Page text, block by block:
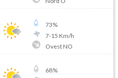
73%
7-15 Km/h
Ovest NO
68%